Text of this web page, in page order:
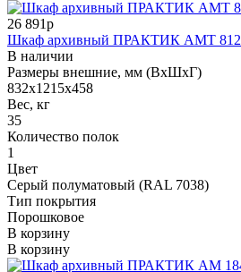
26 891р
Шкаф архивный ПРАКТИК АМТ 812
В наличии
Размеры внешние, мм (ВхШхГ)
832x1215x458
Вес, кг
35
Количество полок
1
Цвет
Серый полуматовый (RAL 7038)
Тип покрытия
Порошковое
В корзину
В корзину